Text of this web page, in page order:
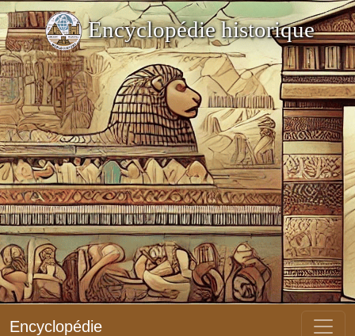
Encyclopédie historique
Encyclopédie